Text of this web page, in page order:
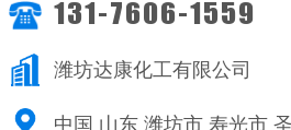
131-7606-1559
潍坊达康化工有限公司
中国 山东 潍坊市 寿光市